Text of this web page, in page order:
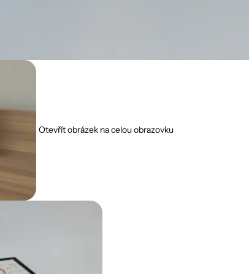
Otevřít obrázek na celou obrazovku